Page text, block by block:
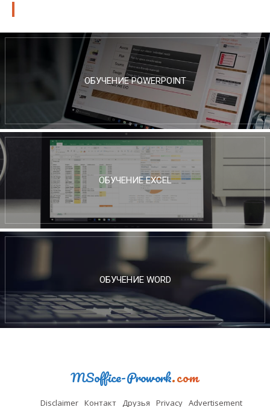
ОБУЧЕНИЕ POWERPOINT
ОБУЧЕНИЕ EXCEL
ОБУЧЕНИЕ WORD
MSoffice-Prowork.com
Disclaimer Контакт Друзья Privacy Advertisement